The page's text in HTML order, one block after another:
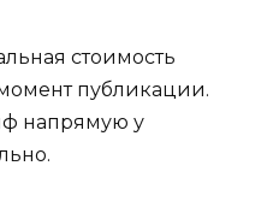
стоимость
публикации.
напрямую у